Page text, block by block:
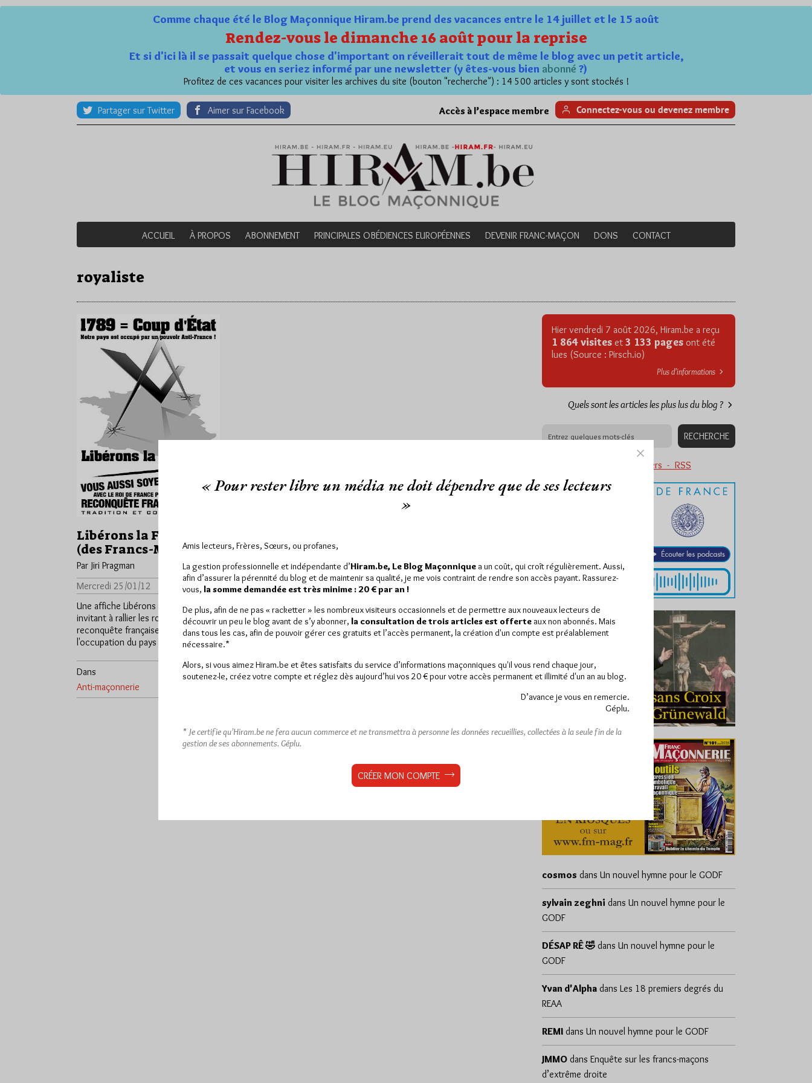
Comme chaque été le Blog Maçonnique Hiram.be prend des vacances entre le 14 juillet et le 15 août
Rendez-vous le dimanche 16 août pour la reprise
Et si d'ici là il se passait quelque chose d'important on réveillerait tout de même le blog avec un petit article,
et vous en seriez informé par une newsletter (y êtes-vous bien abonné ?)
Profitez de ces vacances pour visiter les archives du site (bouton "recherche") : 14 500 articles y sont stockés !
Partager sur Twitter Aimer sur Facebook Accès à l’espace membre Connectez-vous ou devenez membre
ACCUEIL À PROPOS ABONNEMENT PRINCIPALES OBÉDIENCES EUROPÉENNES DEVENIR FRANC-MAÇON DONS CONTACT
royaliste
Libérons la France
(des Francs-Maçons)!
Par Jiri Pragman
Mercredi 25/01/12
Lu 349 fois
Une affiche Libérons la France!
invitant à rallier les royalistes pour la
reconquête française, dénonçant
l'occupation du pays par un…
Dans
Anti-maçonnerie
5
Hier vendredi 7 août 2026, Hiram.be a reçu
1 864 visites et 3 133 pages ont été
lues (Source : Pirsch.io)
Plus d’informations
Quels sont les articles les plus lus du blog ?
Abonnement aux Newsletters - RSS
cosmos dans Un nouvel hymne pour le GODF
sylvain zeghni dans Un nouvel hymne pour le
GODF
DÉSAP RÊ 🤣 dans Un nouvel hymne pour le
GODF
Yvan d'Alpha dans Les 18 premiers degrés du
REAA
REMI dans Un nouvel hymne pour le GODF
JMMO dans Enquête sur les francs-maçons
d’extrême droite
« Pour rester libre un média ne doit dépendre que de ses lecteurs
»
Amis lecteurs, Frères, Sœurs, ou profanes,
La gestion professionnelle et indépendante d’Hiram.be, Le Blog Maçonnique a un coût, qui croît régulièrement. Aussi,
afin d’assurer la pérennité du blog et de maintenir sa qualité, je me vois contraint de rendre son accès payant. Rassurez-
vous, la somme demandée est très minime : 20 € par an !
De plus, afin de ne pas « racketter » les nombreux visiteurs occasionnels et de permettre aux nouveaux lecteurs de
découvrir un peu le blog avant de s’y abonner, la consultation de trois articles est offerte aux non abonnés. Mais
dans tous les cas, afin de pouvoir gérer ces gratuits et l’accès permanent, la création d'un compte est préalablement
nécessaire.*
Alors, si vous aimez Hiram.be et êtes satisfaits du service d’informations maçonniques qu'il vous rend chaque jour,
soutenez-le, créez votre compte et réglez dès aujourd’hui vos 20 € pour votre accès permanent et illimité d'un an au blog.
D’avance je vous en remercie.
Géplu.
* Je certifie qu’Hiram.be ne fera aucun commerce et ne transmettra à personne les données recueillies, collectées à la seule fin de la
gestion de ses abonnements. Géplu.
CRÉER MON COMPTE